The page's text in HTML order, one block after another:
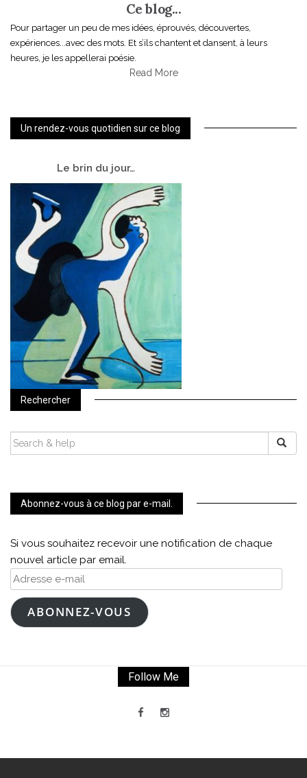
Ce blog...
Pour partager un peu de mes idées, éprouvés, découvertes,
expériences...avec des mots. Et s’ils chantent et dansent, à leurs
heures, je les appellerai poésie.
Read More
Un rendez-vous quotidien sur ce blog
Le brin du jour…
Rechercher
SEARCH
FOR:
Abonnez-vous à ce blog par e-mail.
Si vous souhaitez recevoir une notification de chaque
nouvel article par email.
Adresse
e-
mailABONNEZ-VOUS
Follow Me